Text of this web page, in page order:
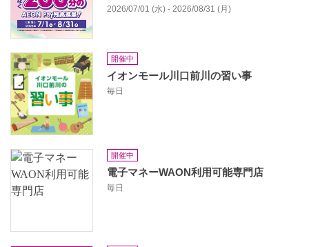
2026/07/01 (水) - 2026/08/31 (月)
開催中
イオンモール川口前川の習い事
毎日
開催中
電子マネーWAON利用可能専門店
毎日